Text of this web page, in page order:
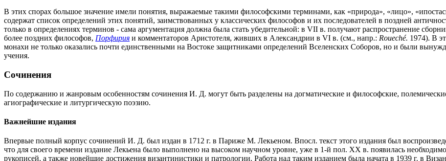
В этих спорах большое значение имели понятия, выражаемые такими философскими терминами, как «природа», «лицо»,
содержат список определений этих понятий, заимствованных у классических философов и их последователей в поздней
только в определениях терминов - сама аргументация должна была стать убедительной: в VII в. получают распространение
более поздних философов, Порфирия и комментаторов Аристотеля, живших в Александрии в VI в. (см., напр.: Roueché. 1974). В
монахи не только оказались почти единственными на Востоке защитниками определений Вселенских Соборов, но и были
учения.
Сочинения
По содержанию и жанровым особенностям сочинения И. Д. могут быть разделены на догматические и философские,
агиографические и литургическую поэзию.
Важнейшие издания
Впервые полный корпус сочинений И. Д. был издан в 1712 г. в Париже М. Лекьеном. Впосл. текст этого издания был
что для своего времени издание Лекьена было выполнено на высоком научном уровне, уже в 1-й пол. XX в. появилась
рукописей, а также новейшие достижения византинистики и патрологии. Работа над таким изданием была начата в 1939 г. в